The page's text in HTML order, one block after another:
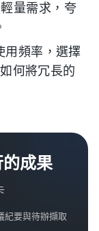
量需求，夸
用頻率，選擇
何將冗長的
成果
紀要與待辦擷取